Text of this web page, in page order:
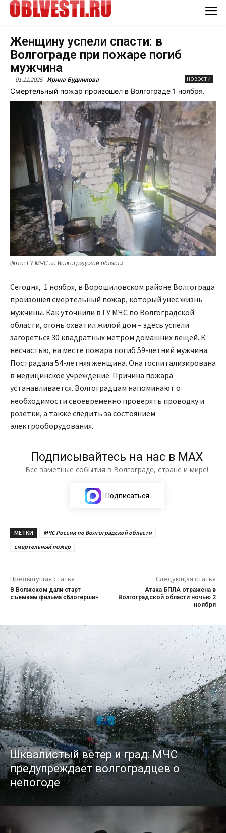
Женщину успели спасти: в
Волгограде при пожаре погиб
мужчина
01.11.2025 Ирина Будникова НОВОСТИ
Смертельный пожар произошел в Волгограде 1 ноября.
фото: ГУ МЧС по Волгоградской области
Сегодня, 1 ноября, в Ворошиловском районе Волгограда
произошел смертельный пожар, который унес жизнь
мужчины. Как уточнили в ГУ МЧС по Волгоградской
области, огонь охватил жилой дом – здесь успели
загореться 30 квадратных метром домашних вещей. К
несчастью, на месте пожара погиб 59-летний мужчина.
Пострадала 54-летняя женщина. Она госпитализирована
в медицинское учреждение. Причина пожара
устанавливается. Волгоградцам напоминают о
необходимости своевременно проверять проводку и
розетки, а также следить за состоянием
электрооборудования.
Подписывайтесь на нас в МАХ
Все заметные события в Волгограде, стране и мире!
Подписаться
МЕТКИ
МЧС России по Волгоградской области
смертельный пожар
Предыдущая статья
В Волжском дали старт
съемкам фильма «Блогерши»
Следующая статья
Атака БПЛА отражена в
Волгоградской области ночью 2
ноября
Шквалистый ветер и град: МЧС
предупреждает волгоградцев о
непогоде